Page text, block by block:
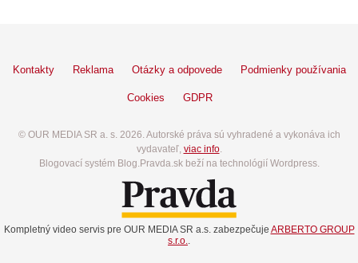
Kontakty Reklama Otázky a odpovede Podmienky používania
Cookies GDPR
© OUR MEDIA SR a. s. 2026. Autorské práva sú vyhradené a vykonáva ich
vydavateľ, viac info.
Blogovací systém Blog.Pravda.sk beží na technológií Wordpress.
Kompletný video servis pre OUR MEDIA SR a.s. zabezpečuje ARBERTO GROUP
s.r.o.